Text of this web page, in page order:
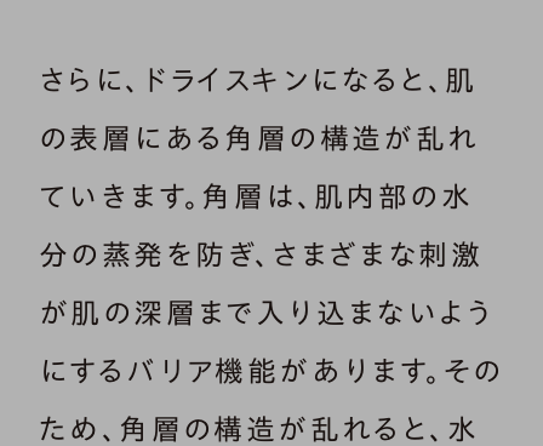
さらに、ドライスキンになると、肌
の表層にある角層の構造が乱れ
ていきます。角層は、肌内部の水
分の蒸発を防ぎ、さまざまな刺激
が肌の深層まで入り込まないよう
にするバリア機能があります。その
ため、角層の構造が乱れると、水